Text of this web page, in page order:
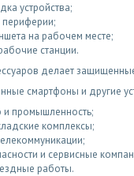
устройства;
на рабочем месте;
станции.
делает
смартфоны и другие
и промышленность;
комплексы;
и сервисные
работы.